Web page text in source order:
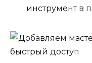
инструмент в